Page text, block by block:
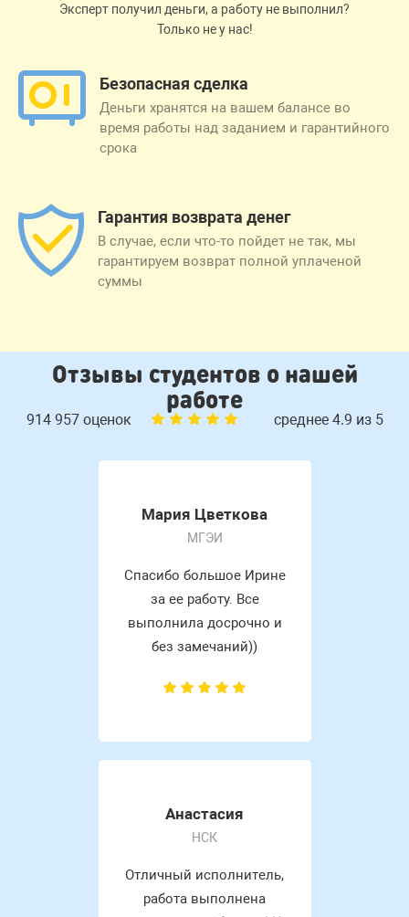
Эксперт получил деньги, а работу не выполнил?
Только не у нас!
Безопасная сделка
Деньги хранятся на вашем балансе во
время работы над заданием и гарантийного
срока
Гарантия возврата денег
В случае, если что-то пойдет не так, мы
гарантируем возврат полной уплаченой
суммы
Отзывы студентов о нашей
работе
914 957 оценок среднее 4.9 из 5
Мария Цветкова
МГЭИ
Спасибо большое Ирине
за ее работу. Все
выполнила досрочно и
без замечаний))
Анастасия
НСК
Отличный исполнитель,
работа выполнена